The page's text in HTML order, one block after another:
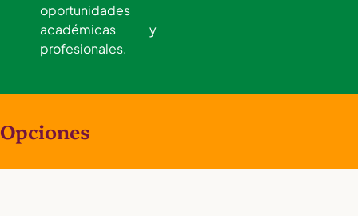
oportunidades
académicas y
profesionales.
Opciones